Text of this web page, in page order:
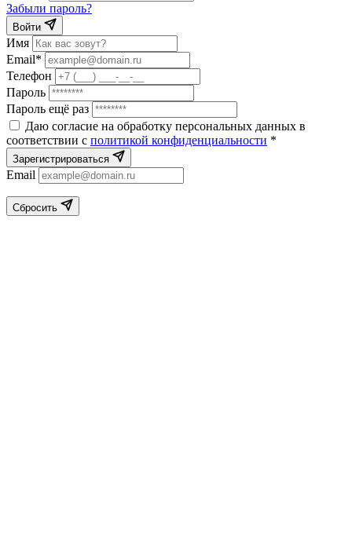
Забыли пароль?
Войти
Имя
Email*
Телефон
Пароль
Пароль ещё раз
Даю согласие на обработку персональных данных в
соответствии с политикой конфиденциальности *
Зарегистрироваться
Email
Сбросить